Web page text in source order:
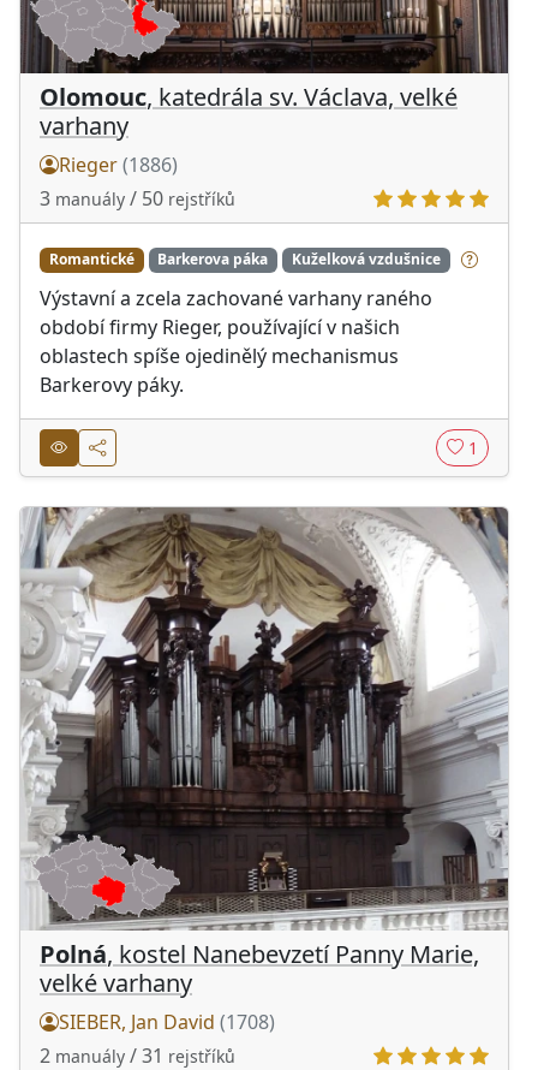
Olomouc, katedrála sv. Václava, velké
varhany
Rieger(1886)
3 manuály / 50 rejstříků
Romantické Barkerova páka Kuželková vzdušnice
Výstavní a zcela zachované varhany raného
období firmy Rieger, používající v našich
oblastech spíše ojedinělý mechanismus
Barkerovy páky.
1
Polná, kostel Nanebevzetí Panny Marie,
velké varhany
SIEBER, Jan David (1708)
2 manuály / 31 rejstříků